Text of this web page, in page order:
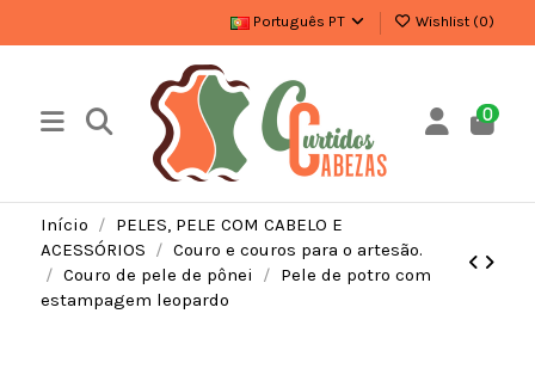
Português PT Wishlist (0)
0
Início
PELES, PELE COM CABELO E
ACESSÓRIOS
Couro e couros para o artesão.
Couro de pele de pônei
Pele de potro com
estampagem leopardo